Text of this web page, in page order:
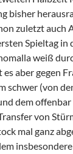
bisher
zuletzt auch
Spieltag in
weiß
es aber gegen
schwer (von
dem offenbar
von
mal ganz